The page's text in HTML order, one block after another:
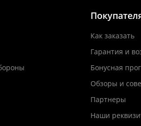
Как заказать
Гарантия и
Бонусная
Обзоры и
Партнеры
Наши